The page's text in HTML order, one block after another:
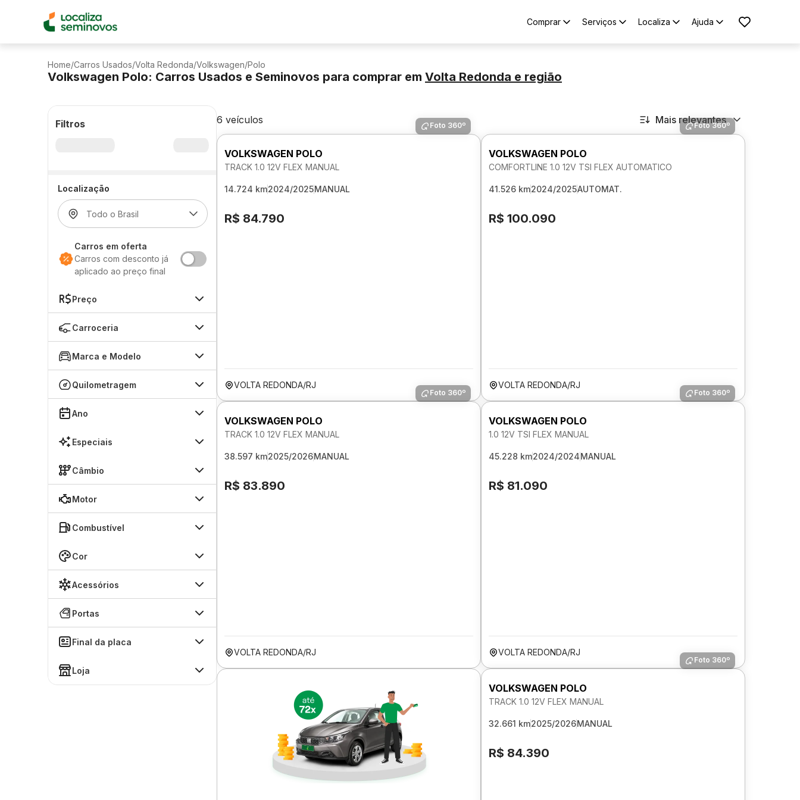
Comprar Serviços Localiza Ajuda
Home/Carros Usados/Volta Redonda/Volkswagen/Polo
Volkswagen Polo: Carros Usados e Seminovos para comprar em Volta Redonda e região
Filtros
Localização
Carros em oferta
Carros com desconto já
aplicado ao preço final
Preço
Carroceria
Marca e Modelo
Quilometragem
Ano
Especiais
Câmbio
Motor
Combustível
Cor
Acessórios
Portas
Final da placa
Loja
6 veículos Mais relevantes
Foto 360º
VOLKSWAGEN POLO
TRACK 1.0 12V FLEX MANUAL
14.724 km2024/2025MANUAL
R$ 84.790
VOLTA REDONDA/RJ
Foto 360º
VOLKSWAGEN POLO
COMFORTLINE 1.0 12V TSI FLEX AUTOMATICO
41.526 km2024/2025AUTOMAT.
R$ 100.090
VOLTA REDONDA/RJ
Foto 360º
VOLKSWAGEN POLO
TRACK 1.0 12V FLEX MANUAL
38.597 km2025/2026MANUAL
R$ 83.890
VOLTA REDONDA/RJ
Foto 360º
VOLKSWAGEN POLO
1.0 12V TSI FLEX MANUAL
45.228 km2024/2024MANUAL
R$ 81.090
VOLTA REDONDA/RJ
Foto 360º
VOLKSWAGEN POLO
TRACK 1.0 12V FLEX MANUAL
32.661 km2025/2026MANUAL
R$ 84.390